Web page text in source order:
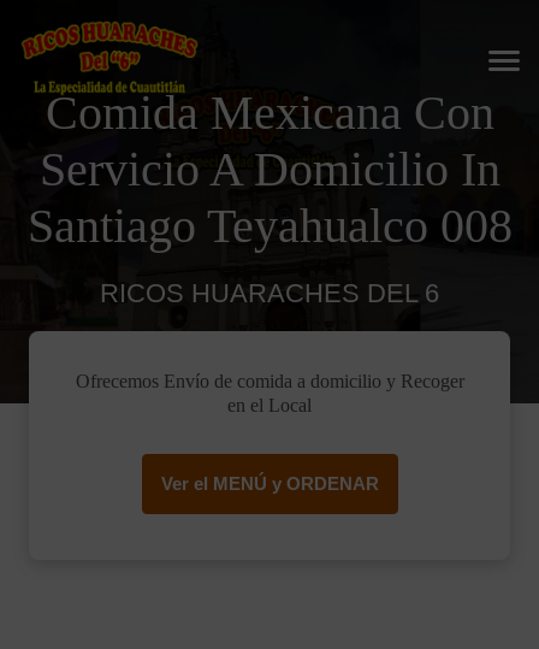
Comida Mexicana Con
Servicio A Domicilio In
Santiago Teyahualco 008
RICOS HUARACHES DEL 6
Ofrecemos Envío de comida a domicilio y Recoger
en el Local
Ver el MENÚ y ORDENAR